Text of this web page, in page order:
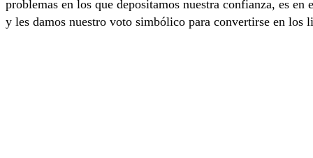
problemas en los que depositamos nuestra confianza, es
y les damos nuestro voto simbólico para convertirse en los